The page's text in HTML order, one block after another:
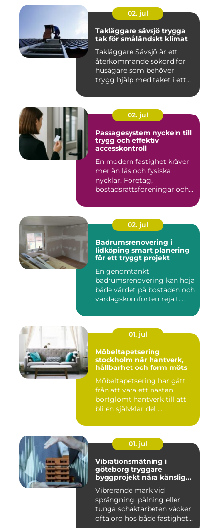
02. jul
Takläggare sävsjö trygga
tak för småländskt klimat
Takläggare Sävsjö är ett
återkommande sökord för
husägare som behöver
trygg hjälp med taket i ett
02. jul
Passagesystem nyckeln till
trygg och effektiv
accesskontroll
En modern fastighet kräver
mer än lås och fysiska
nycklar. Företag,
bostadsrättsföreningar och
02. jul
Badrumsrenovering i
lidköping smart planering
för ett tryggt projekt
En genomtänkt
badrumsrenovering kan höja
både värdet på bostaden och
vardagskomforten rejält.
01. jul
Möbeltapetsering
stockholm när hantverk,
hållbarhet och form möts
Möbeltapetsering har gått
från att vara ett nästan
bortglömt hantverk till att
bli en självklar del ...
01. jul
Vibrationsmätning i
göteborg tryggare
byggprojekt nära känsliga
Vibrerande mark vid
sprängning, pålning eller
tunga schaktarbeten väcker
ofta oro hos både fastighet...